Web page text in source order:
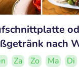
nach
Za Zo Ma
Di